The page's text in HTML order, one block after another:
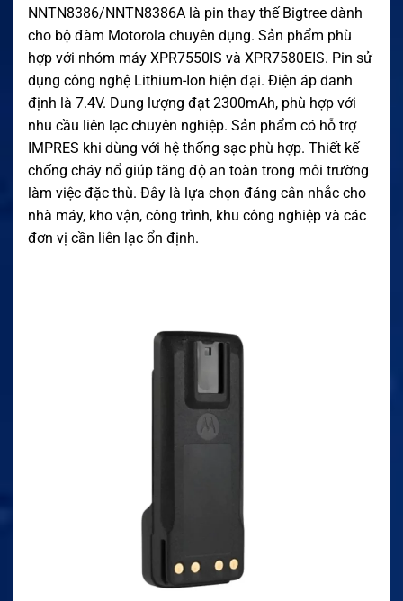
NNTN8386/NNTN8386A là pin thay thế Bigtree dành
cho bộ đàm Motorola chuyên dụng. Sản phẩm phù
hợp với nhóm máy XPR7550IS và XPR7580EIS. Pin sử
dụng công nghệ Lithium-Ion hiện đại. Điện áp danh
định là 7.4V. Dung lượng đạt 2300mAh, phù hợp với
nhu cầu liên lạc chuyên nghiệp. Sản phẩm có hỗ trợ
IMPRES khi dùng với hệ thống sạc phù hợp. Thiết kế
chống cháy nổ giúp tăng độ an toàn trong môi trường
làm việc đặc thù. Đây là lựa chọn đáng cân nhắc cho
nhà máy, kho vận, công trình, khu công nghiệp và các
đơn vị cần liên lạc ổn định.